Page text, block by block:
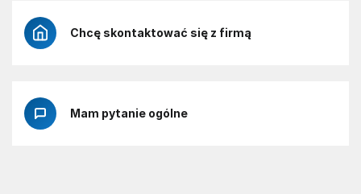
Chcę skontaktować się z firmą
Mam pytanie ogólne